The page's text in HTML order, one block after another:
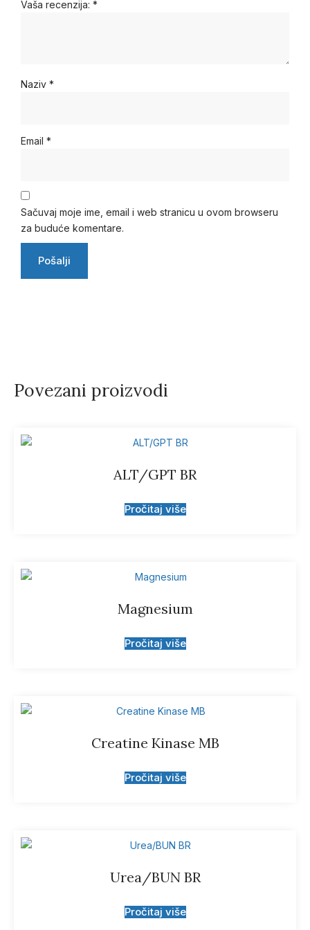
Vaša recenzija: *
Naziv *
Email *
Sačuvaj moje ime, email i web stranicu u ovom browseru
za buduće komentare.
Povezani proizvodi
ALT/GPT BR
Pročitaj više
Magnesium
Pročitaj više
Creatine Kinase MB
Pročitaj više
Urea/BUN BR
Pročitaj više